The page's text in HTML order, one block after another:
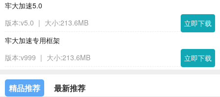
牢大加速5.0
版本:v5.0 | 大小:213.6MB
立即下载
牢大加速专用框架
版本:v999 | 大小:213.6MB 立即下载
精品推荐 最新推荐